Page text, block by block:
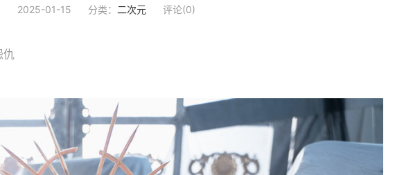
2025-01-15 分类： 二次元 评论(0)
仇